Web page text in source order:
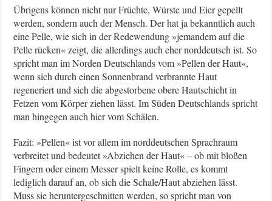
Übrigens können nicht nur Früchte, Würste und Eier gepellt
werden, sondern auch der Mensch. Der hat ja bekanntlich auch
eine Pelle, wie sich in der Redewendung »jemandem auf die
Pelle rücken« zeigt, die allerdings auch eher norddeutsch ist. So
spricht man im Norden Deutschlands vom »Pellen der Haut«,
wenn sich durch einen Sonnenbrand verbrannte Haut
regeneriert und sich die abgestorbene obere Hautschicht in
Fetzen vom Körper ziehen lässt. Im Süden Deutschlands spricht
man hingegen auch hier vom Schälen.
Fazit: »Pellen« ist vor allem im norddeutschen Sprachraum
verbreitet und bedeutet »Abziehen der Haut« – ob mit bloßen
Fingern oder einem Messer spielt keine Rolle, es kommt
lediglich darauf an, ob sich die Schale/Haut abziehen lässt.
Muss sie heruntergeschnitten werden, so spricht man von